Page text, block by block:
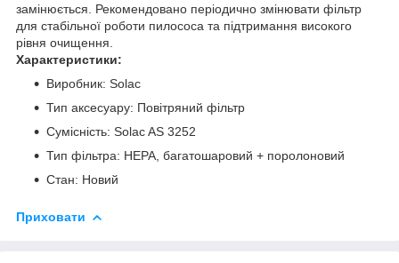
замінюється. Рекомендовано періодично змінювати фільтр
для стабільної роботи пилососа та підтримання високого
рівня очищення.
Характеристики:
Виробник: Solac
Тип аксесуару: Повітряний фільтр
Сумісність: Solac AS 3252
Тип фільтра: HEPA, багатошаровий + поролоновий
Стан: Новий
Приховати